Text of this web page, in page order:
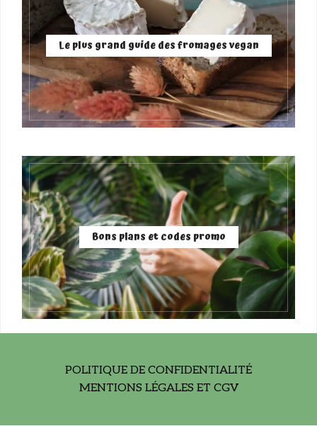
Le plus grand guide des fromages vegan
Bons plans et codes promo
POLITIQUE DE CONFIDENTIALITÉ
MENTIONS LÉGALES ET CGV